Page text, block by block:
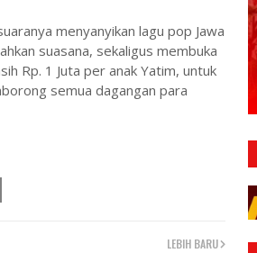
menyanyikan lagu pop Jawa
suasana, sekaligus membuka
Rp. 1 Juta per anak Yatim, untuk
semua dagangan para
LEBIH BARU